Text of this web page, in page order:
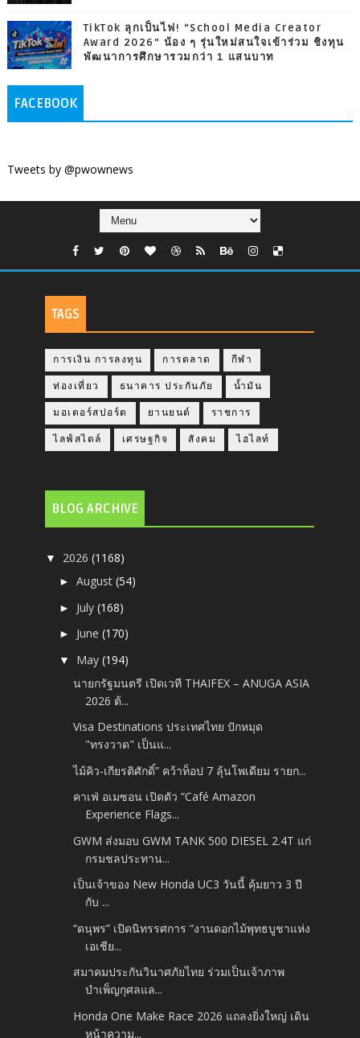
TikTok ลุกเป็นไฟ! “School Media Creator
Award 2026” น้อง ๆ รุ่นใหม่สนใจเข้าร่วม ชิงทุน
พัฒนาการศึกษารวมกว่า 1 แสนบาท
FACEBOOK
Tweets by @pwownews
TAGS
การเงิน การลงทุน การตลาด กีฬา
ท่องเที่ยว ธนาคาร ประกันภัย น้ำมัน
มอเตอร์สปอร์ต ยานยนต์ ราชการ
ไลฟ์สไตล์ เศรษฐกิจ สังคม ไฮไลท์
BLOG ARCHIVE
▼ 2026(1168)
►August(54)
► July(168)
► June(170)
▼ May(194)
นายกรัฐมนตรี เปิดเวที THAIFEX – ANUGA ASIA
2026 ต้...
Visa Destinations ประเทศไทย ปักหมุด
"ทรงวาด" เป็นแ...
ไม้คิว-เกียรติศักดิ์” คว้าท็อป 7 ลุ้นโพเดียม รายก...
คาเฟ่ อเมซอน เปิดตัว “Café Amazon
Experience Flags...
GWM ส่งมอบ GWM TANK 500 DIESEL 2.4T แก่
กรมชลประทาน...
เป็นเจ้าของ New Honda UC3 วันนี้ คุ้มยาว 3 ปี
กับ ...
“ดนุพร” เปิดนิทรรศการ “งานดอกไม้พุทธบูชาแห่ง
เอเชีย...
สมาคมประกันวินาศภัยไทย ร่วมเป็นเจ้าภาพ
บำเพ็ญกุศลแล...
Honda One Make Race 2026 แถลงยิ่งใหญ่ เดิน
หน้าความ...